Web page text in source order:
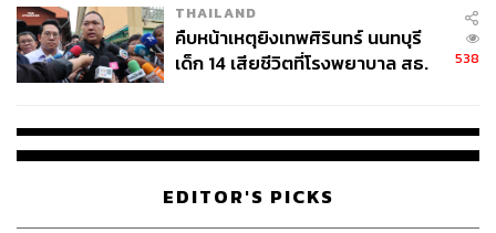
THAILAND
คืบหน้าเหตุยิงเทพศิรินทร์ นนทบุรี
เด็ก 14 เสียชีวิตที่โรงพยาบาล สธ.
538
EDITOR'S PICKS